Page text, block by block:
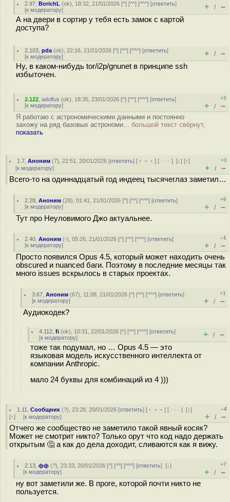
2.97 ,BorichL (ok), 18:32, 21/01/2026 [^] [^^] [^^^] [ответить]
[к модератору] + / –
А на двери в сортир у тебя есть замок с картой
доступа?
2.103 ,pda (ok), 22:16, 21/01/2026 [^] [^^] [^^^] [ответить]
[к модератору] + / –
Ну, в каком-нибудь tor/i2p/gnunet в принципе ssh
избыточен.
2.122 ,adolfus (ok), 18:35, 23/01/2026 [^] [^^] [^^^] [ответить]
[к модератору]
+3
+ / –
Я работаю с астрономическими данными и постоянно
захожу на ряд базовых астрономи... большой текст свёрнут,
показать
1.7 ,Аноним (7), 22:51, 20/01/2026 [ответить] [ ﹢﹢﹢] [ · · ·][↓] [↑]
[к модератору]
+3
+ / –
Всего-то на одиннадцатый год индеец тысячеглаз заметил…
2.28 ,Аноним (28), 01:41, 21/01/2026 [^] [^^] [^^^] [ответить]
[к модератору]
+6
+ / –
Тут про Неуловимого Джо актуальнее.
2.40 ,Аноним (-), 05:26, 21/01/2026 [^] [^^] [^^^] [ответить]
[к модератору]
–1
+ / –
Просто появился Opus 4.5, который может находить очень
obscured и nuanced баги. Поэтому в последние месяцы так
много issues вскрылось в старых проектах.
3.67 ,Аноним (67), 11:08, 21/01/2026 [^] [^^] [^^^] [ответить]
[к модератору]
+1
+ / –
Аудиокодек?
4.112 ,fi (ok), 10:31, 22/01/2026 [^] [^^] [^^^] [ответить]
[к модератору] + / –
тоже так подумал, но … Opus 4.5 — это
языковая модель искусственного интеллекта от
компании Anthropic.
мало 24 буквы для комбинаций из 4 )))
1.11 ,Сообщник (?), 23:28, 20/01/2026 [ответить] [ ﹢﹢﹢] [ · · ·][↓]
[↑] [к модератору]
–4
+ / –
Отчего же сообщество не заметило такой явный косяк?
Может не смотрит никто? Только орут что код надо держать
открытым 🤔 а как до дела доходит, сливаются как я вижу.
2.13 ,фф (?), 23:33, 20/01/2026 [^] [^^] [^^^] [ответить][↓]
[к модератору]
+7
+ / –
ну вот заметили же. В проге, которой почти никто не
пользуется.